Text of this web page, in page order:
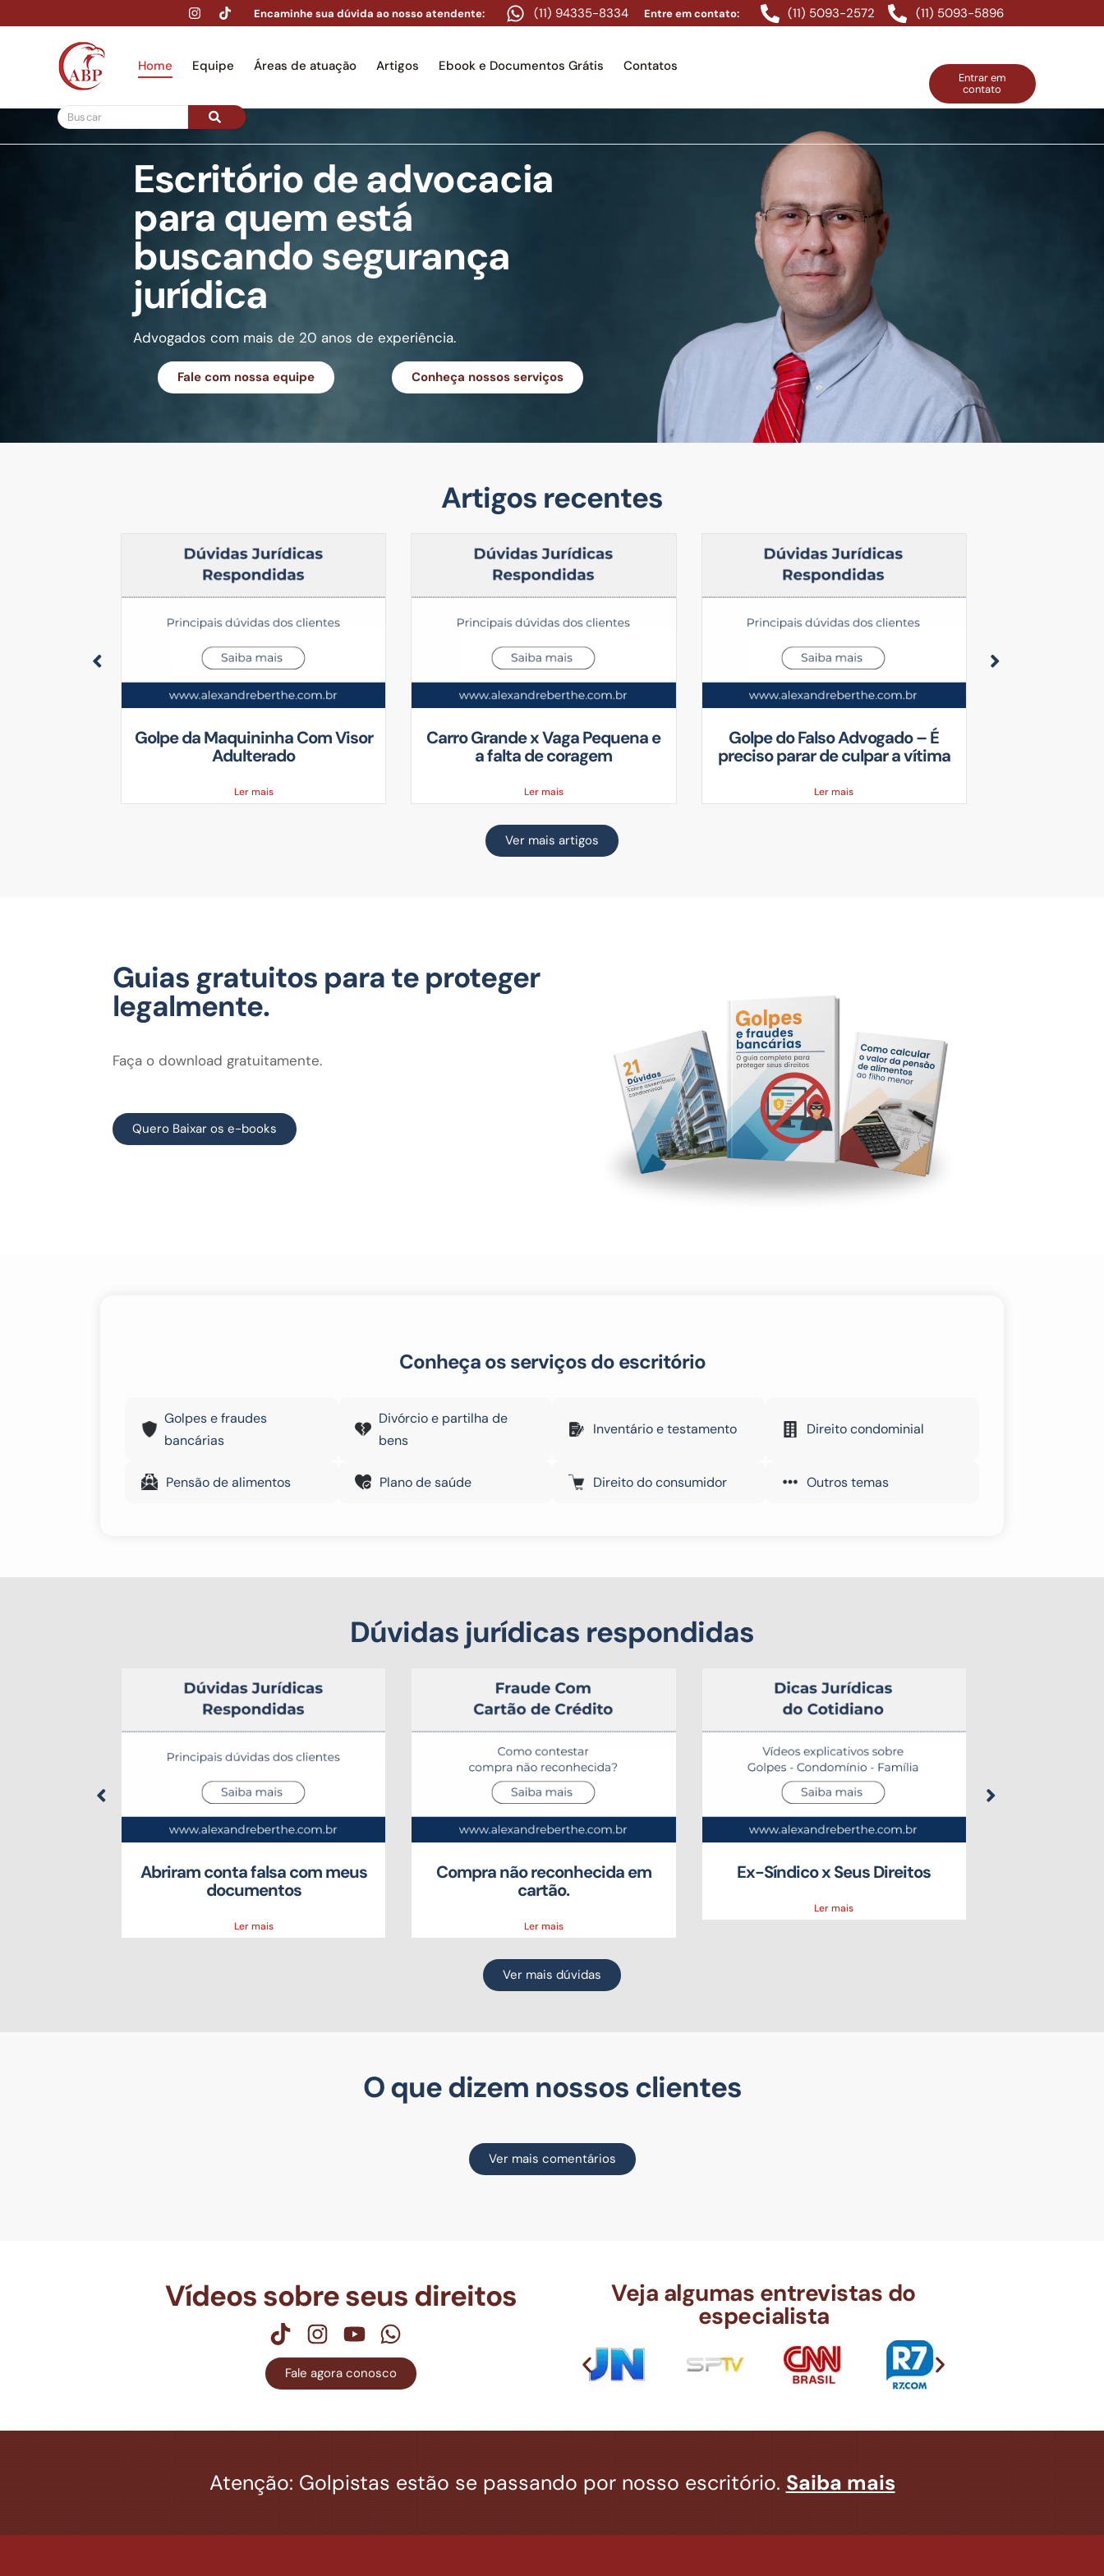
Encaminhe sua dúvida ao nosso atendente: (11) 94335-8334 Entre em contato: (11) 5093-2572 (11) 5093-5896
Home Equipe Áreas de atuação Artigos Ebook e Documentos Grátis Contatos
Entrar em
contato
Home Equipe Áreas de atuação Ebook e Documentos Grátis Contatos
Escritório de advocacia
para quem está
buscando segurança
jurídica
Advogados com mais de 20 anos de experiência.
Fale com nossa equipe Conheça nossos serviços
Artigos recentes
Golpe da Maquininha Com Visor
Adulterado
Ler mais
Carro Grande x Vaga Pequena e
a falta de coragem
Ler mais
Golpe do Falso Advogado – É
preciso parar de culpar a vítima
Ler mais
Ver mais artigos
Guias gratuitos para te proteger
legalmente.
Faça o download gratuitamente.
Quero Baixar os e-books
Conheça os serviços do escritório
Golpes e fraudes
bancárias
Divórcio e partilha de
bens
Inventário e testamento Direito condominial
Pensão de alimentos Plano de saúde Direito do consumidor Outros temas
Dúvidas jurídicas respondidas
Abriram conta falsa com meus
documentos
Ler mais
Compra não reconhecida em
cartão.
Ler mais
Ex-Síndico x Seus Direitos
Ler mais
Ver mais dúvidas
O que dizem nossos clientes
Ver mais comentários
Vídeos sobre seus direitos
Fale agora conosco
Veja algumas entrevistas do
especialista
Atenção: Golpistas estão se passando por nosso escritório. Saiba mais